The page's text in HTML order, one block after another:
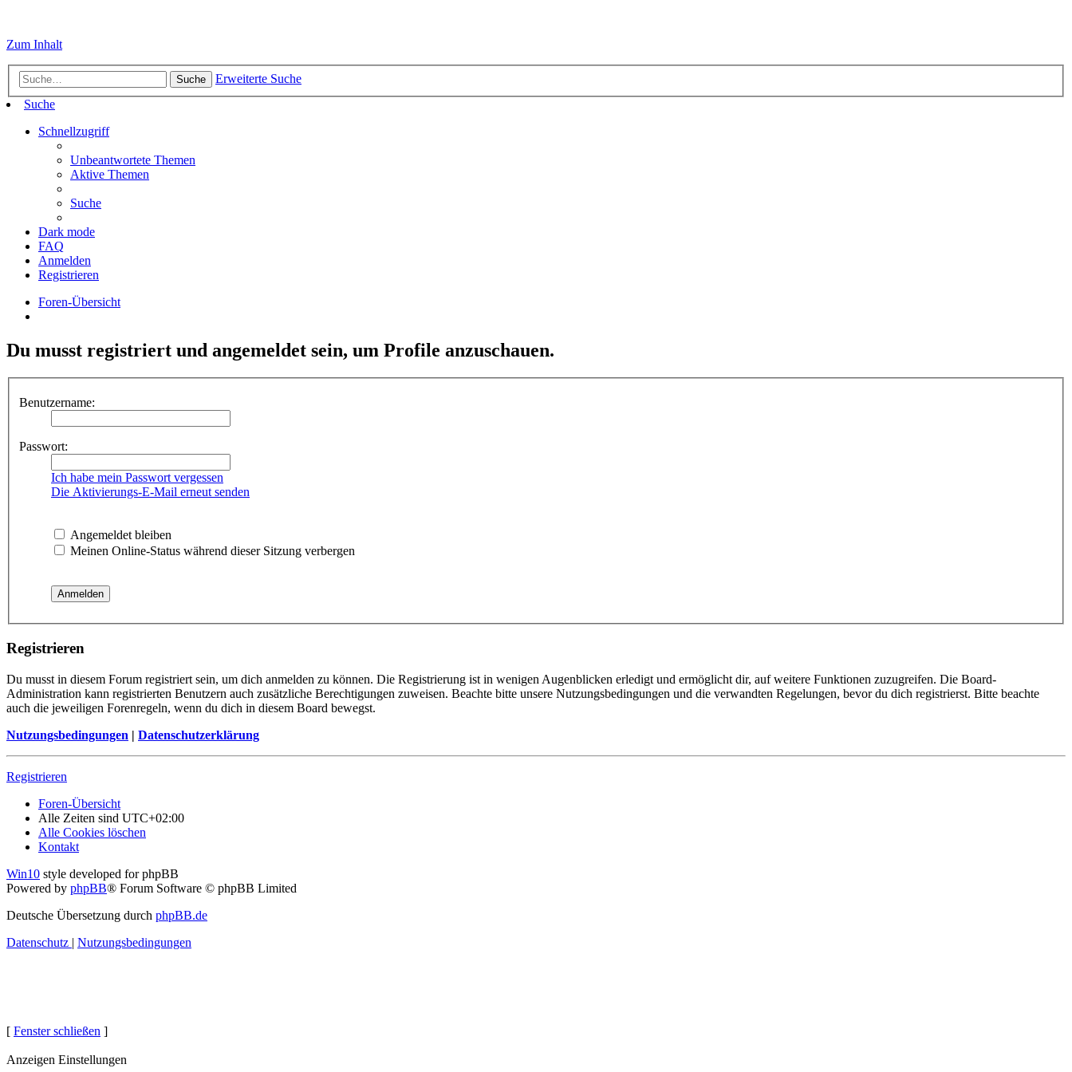
Zum Inhalt
Suche
Erweiterte Suche
Suche
Schnellzugriff
Unbeantwortete Themen
Aktive Themen
Suche
Dark mode
FAQ
Anmelden
Registrieren
Foren-Übersicht
Du musst registriert und angemeldet sein, um Profile anzuschauen.
Benutzername:
Passwort:
Ich habe mein Passwort vergessen
Die Aktivierungs-E-Mail erneut senden
Angemeldet bleiben
Meinen Online-Status während dieser Sitzung verbergen
Registrieren
Du musst in diesem Forum registriert sein, um dich anmelden zu können. Die Registrierung ist in wenigen Augenblicken erledigt und ermöglicht dir, auf weitere Funktionen zuzugreifen. Die Board-
Administration kann registrierten Benutzern auch zusätzliche Berechtigungen zuweisen. Beachte bitte unsere Nutzungsbedingungen und die verwandten Regelungen, bevor du dich registrierst. Bitte beachte
auch die jeweiligen Forenregeln, wenn du dich in diesem Board bewegst.
Nutzungsbedingungen | Datenschutzerklärung
Registrieren
Foren-Übersicht
Alle Zeiten sind UTC+02:00
Alle Cookies löschen
Kontakt
Win10 style developed for phpBB
Powered by phpBB® Forum Software © phpBB Limited
Deutsche Übersetzung durch phpBB.de
Datenschutz | Nutzungsbedingungen
[ Fenster schließen ]
Anzeigen Einstellungen